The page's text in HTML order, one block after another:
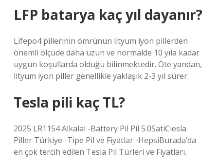
LFP batarya kaç yıl dayanır?
Lifepo4 pillerinin ömrünün lityum iyon pillerden
önemli ölçüde daha uzun ve normalde 10 yıla kadar
uygun koşullarda olduğu bilinmektedir. Öte yandan,
lityum iyon piller genellikle yaklaşık 2-3 yıl sürer.
Tesla pili kaç TL?
2025 LR1154 Alkalal -Battery Pil Pil 5.0SatiCıesla
Piller Türkiye -Tipe Pil ve Fiyatlar -HepsiBurada’da
en çok tercih edilen Tesla Pil Türleri ve Fiyatları.